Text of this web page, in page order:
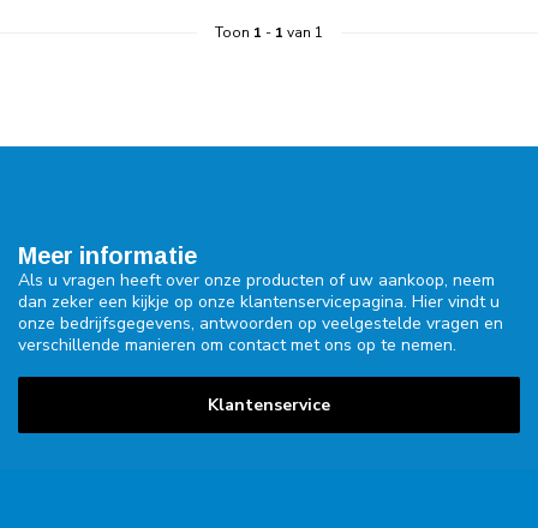
Toon 1 - 1 van 1
Meer informatie
Als u vragen heeft over onze producten of uw aankoop, neem
dan zeker een kijkje op onze klantenservicepagina. Hier vindt u
onze bedrijfsgegevens, antwoorden op veelgestelde vragen en
verschillende manieren om contact met ons op te nemen.
Klantenservice